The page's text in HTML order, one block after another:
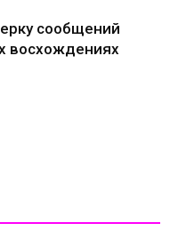
сообщений
восхождениях